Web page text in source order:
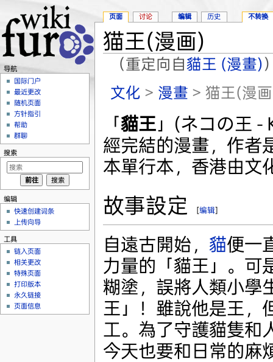
猫王(漫画)
（重定向自貓王 (漫畫)
文化 > 漫畫 > 猫王(漫
「貓王」(ネコの王 -
經完結的漫畫，作者
本單行本，香港由文
故事設定 [编辑]
自遠古開始， 貓便一
力量的「貓王」。可
糊塗，誤將人類小學
王」！雖說他是王，
工。為了守護貓隻和
今天也要和日常的麻
页面 讨论 编辑 历史 不转换
导航
国际门户
最近更改
随机页面
方针指引
帮助
群聊
搜索
编辑
快速创建词条
上传向导
工具
链入页面
相关更改
特殊页面
打印版本
永久链接
页面信息